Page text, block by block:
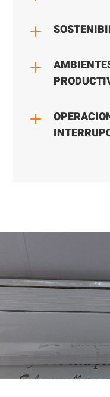
L
L
L